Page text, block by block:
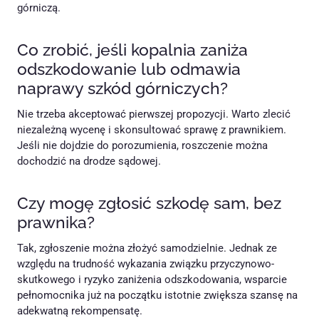
górniczą.
Co zrobić, jeśli kopalnia zaniża
odszkodowanie lub odmawia
naprawy szkód górniczych?
Nie trzeba akceptować pierwszej propozycji. Warto zlecić
niezależną wycenę i skonsultować sprawę z prawnikiem.
Jeśli nie dojdzie do porozumienia, roszczenie można
dochodzić na drodze sądowej.
Czy mogę zgłosić szkodę sam, bez
prawnika?
Tak, zgłoszenie można złożyć samodzielnie. Jednak ze
względu na trudność wykazania związku przyczynowo-
skutkowego i ryzyko zaniżenia odszkodowania, wsparcie
pełnomocnika już na początku istotnie zwiększa szansę na
adekwatną rekompensatę.